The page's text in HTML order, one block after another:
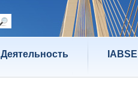
Деятельность IABSE